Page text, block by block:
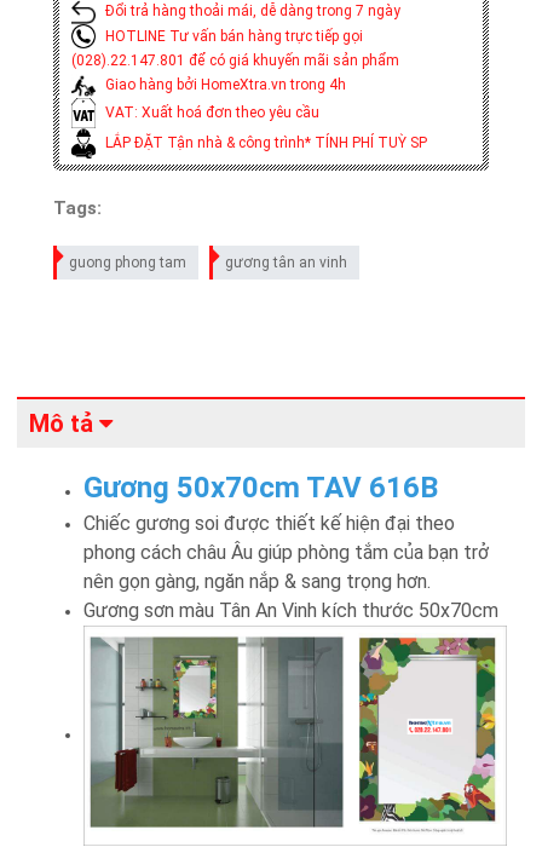
Đổi trả hàng thoải mái, dễ dàng trong 7 ngày
HOTLINE Tư vấn bán hàng trực tiếp gọi
(028).22.147.801 để có giá khuyến mãi sản phẩm
Giao hàng bởi HomeXtra.vn trong 4h
VAT: Xuất hoá đơn theo yêu cầu
LẮP ĐẶT Tận nhà & công trình* TÍNH PHÍ TUỲ SP
Tags:
guong phong tam gương tân an vinh
Mô tả
Gương 50x70cm TAV 616B
Chiếc gương soi được thiết kế hiện đại theo
phong cách châu Âu giúp phòng tắm của bạn trở
nên gọn gàng, ngăn nắp & sang trọng hơn.
Gương sơn màu Tân An Vinh kích thước 50x70cm